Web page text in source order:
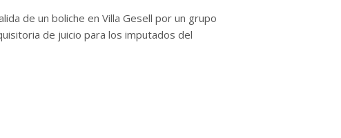
de un boliche en Villa Gesell por un grupo
de juicio para los imputados del